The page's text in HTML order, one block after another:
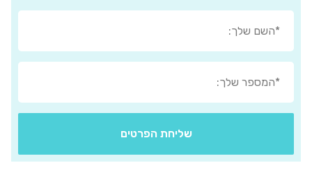
שליחת הפרטים